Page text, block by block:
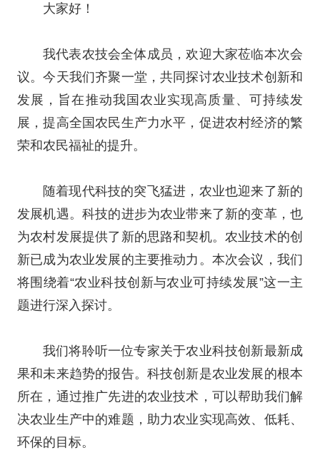
大家好！
我代表农技会全体成员，欢迎大家莅临本次会
议。今天我们齐聚一堂，共同探讨农业技术创新和
发展，旨在推动我国农业实现高质量、可持续发
展，提高全国农民生产力水平，促进农村经济的繁
荣和农民福祉的提升。
随着现代科技的突飞猛进，农业也迎来了新的
发展机遇。科技的进步为农业带来了新的变革，也
为农村发展提供了新的思路和契机。农业技术的创
新已成为农业发展的主要推动力。本次会议，我们
将围绕着“农业科技创新与农业可持续发展”这一主
题进行深入探讨。
我们将聆听一位专家关于农业科技创新最新成
果和未来趋势的报告。科技创新是农业发展的根本
所在，通过推广先进的农业技术，可以帮助我们解
决农业生产中的难题，助力农业实现高效、低耗、
环保的目标。